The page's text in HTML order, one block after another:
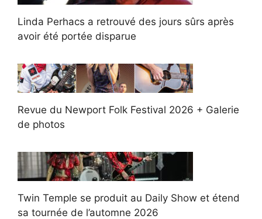
Linda Perhacs a retrouvé des jours sûrs après
avoir été portée disparue
Revue du Newport Folk Festival 2026 + Galerie
de photos
Twin Temple se produit au Daily Show et étend
sa tournée de l’automne 2026